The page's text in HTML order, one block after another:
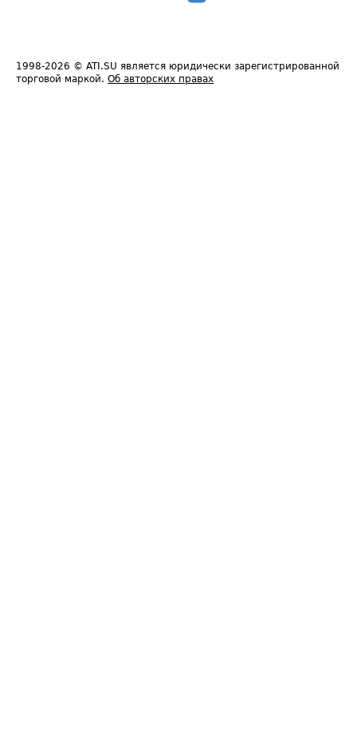
1998-2026 © ATI.SU является юридически зарегистрированной
торговой маркой. Об авторских правах